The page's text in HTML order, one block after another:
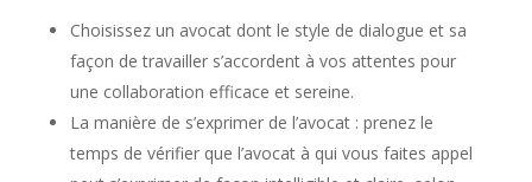
Choisissez un avocat dont le style de dialogue et sa
façon de travailler s’accordent à vos attentes pour
une collaboration efficace et sereine.
La manière de s’exprimer de l’avocat : prenez le
temps de vérifier que l’avocat à qui vous faites appel